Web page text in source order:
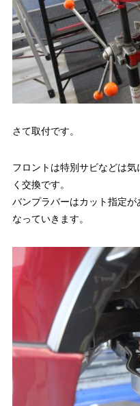
さて取付です。
フロントは特別サビなどは
く交換です。
バンプラバーはカット指定
なっていきます。